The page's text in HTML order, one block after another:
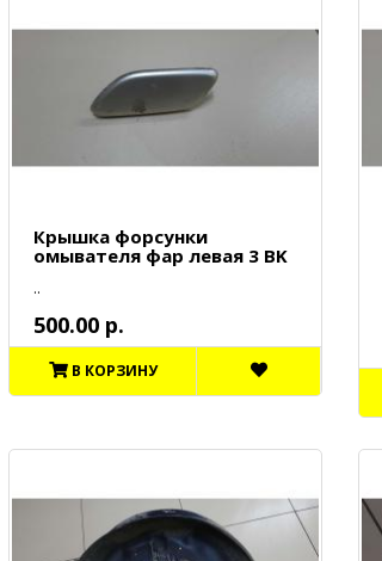
Крышка форсунки
омывателя фар левая 3 BK
..
500.00 р.
В КОРЗИНУ